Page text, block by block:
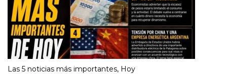
Las 5 noticias más importantes, Hoy